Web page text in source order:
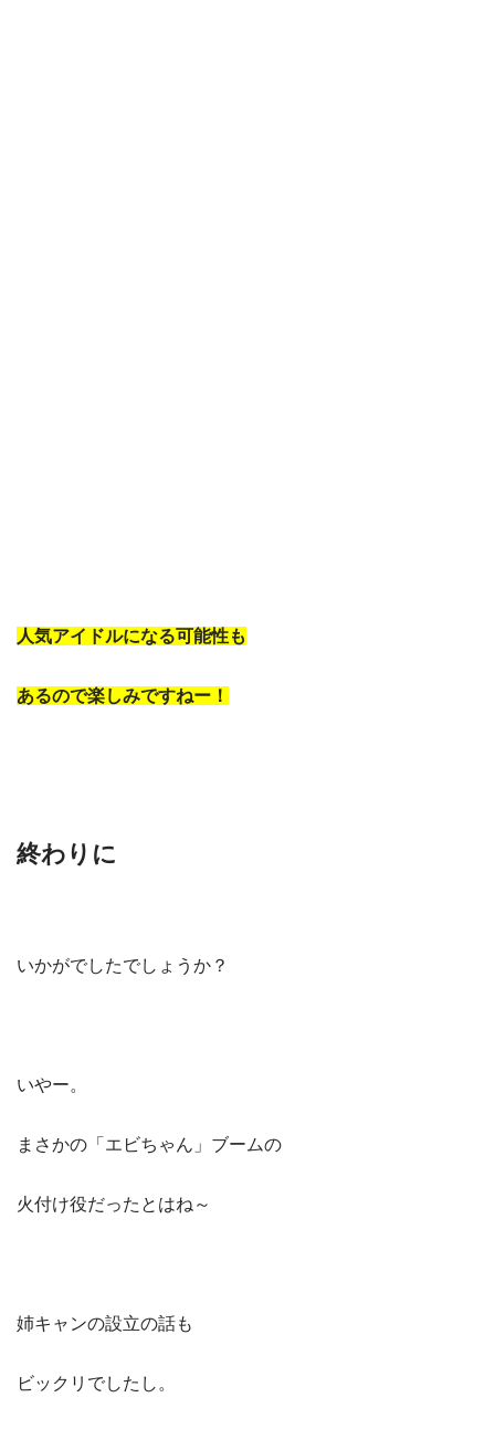
人気アイドルになる可能性も
あるので楽しみですねー！
終わりに
いかがでしたでしょうか？
いやー。
まさかの「エビちゃん」ブームの
火付け役だったとはね～
姉キャンの設立の話も
ビックリでしたし。